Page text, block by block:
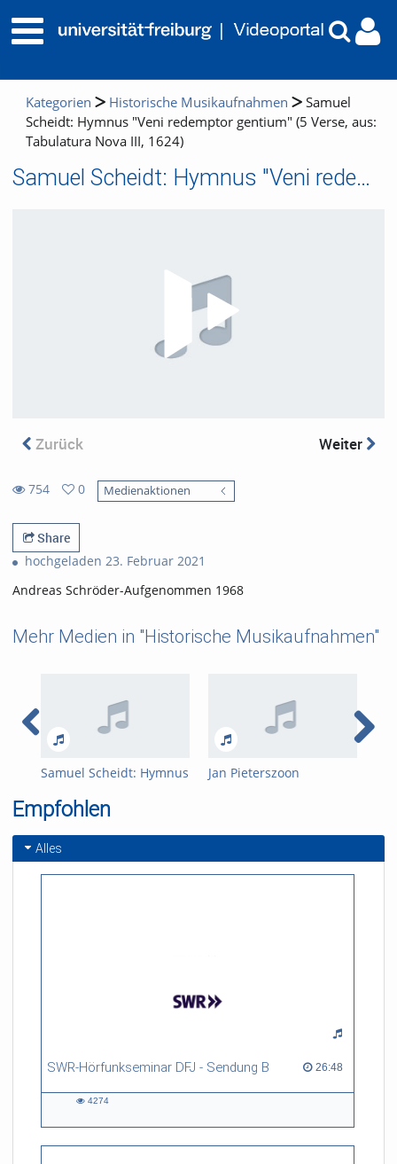
Kategorien Historische Musikaufnahmen
Samuel
Scheidt: Hymnus "Veni redemptor gentium" (5 Verse, aus:
Tabulatura Nova III, 1624)
Samuel Scheidt: Hymnus "Veni redemptor gentium" (5 Verse, aus: Tabulatura Nova III, 1624)
Zurück Weiter
754
views
0
favorites
Medienaktionen
Share
hochgeladen 23. Februar 2021
Andreas Schröder-Aufgenommen 1968
Mehr Medien in "Historische Musikaufnahmen"
Samuel Scheidt: Hymnus
gentium" (5 Verse, aus:
Tabulatura Nova III,
1624)
Jan Pieterszoon
Empfohlen
Alles
SWR-Hörfunkseminar DFJ - Sendung B 26:48
26:48 duration
4274